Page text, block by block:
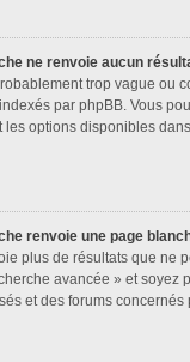
ne renvoie aucun
trop vague ou
par phpBB. Vous
les options disponibles
renvoie une page
plus de résultats que ne
avancée » et soyez
et des forums concernés